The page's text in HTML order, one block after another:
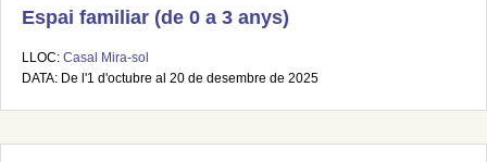
Espai familiar (de 0 a 3 anys)
LLOC: Casal Mira-sol
DATA: De l'1 d'octubre al 20 de desembre de 2025